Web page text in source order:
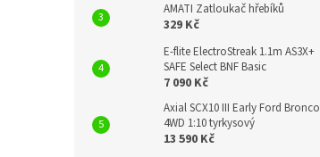
AMATI Zatloukač hřebíků
329 Kč
E-flite ElectroStreak 1.1m AS3X+
SAFE Select BNF Basic
7 090 Kč
Axial SCX10 III Early Ford Bronco
4WD 1:10 tyrkysový
13 590 Kč